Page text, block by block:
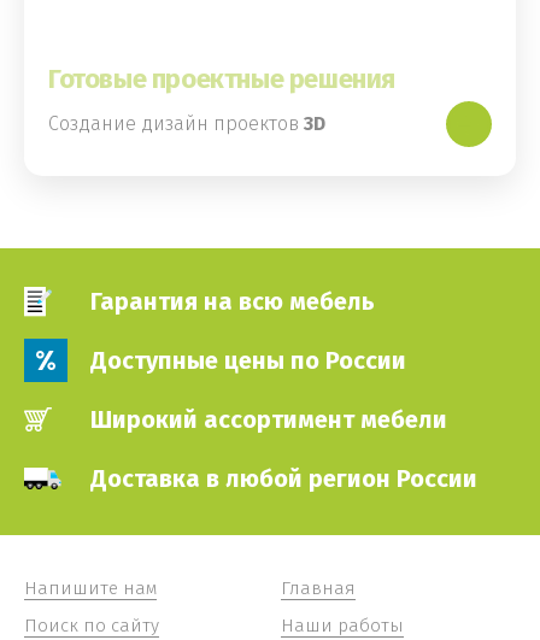
Готовые проектные решения
Создание дизайн проектов 3D
Гарантия на всю мебель
Доступные цены по России
Широкий ассортимент мебели
Доставка в любой регион России
Напишите нам
Поиск по сайту
Главная
Наши работы